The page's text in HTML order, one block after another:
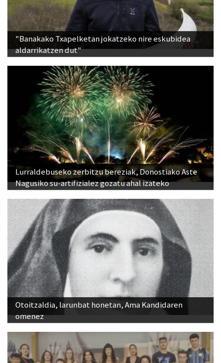
"Banakako Txapelketan jokatzeko nire eskubidea
aldarrikatzen dut"
Lurraldebuseko zerbitzu bereziak, Donostiako Aste
Nagusiko su-artifizialez gozatu ahal izateko
Otoitzaldia, larunbat honetan, Ama Kandidaren
omenez